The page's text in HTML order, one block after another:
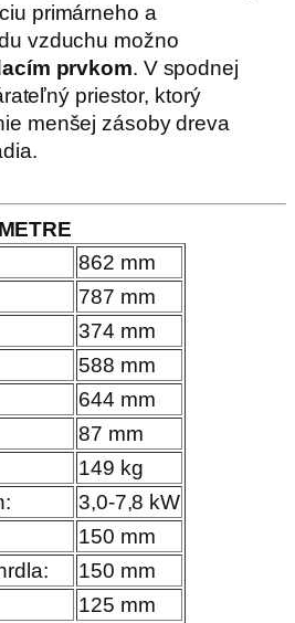
primárneho a
vzduchu možno
prvkom. V spodnej
priestor, ktorý
menšej zásoby dreva
862 mm
787 mm
374 mm
588 mm
644 mm
87 mm
149 kg
3,0-7,8 kW
150 mm
150 mm
125 mm